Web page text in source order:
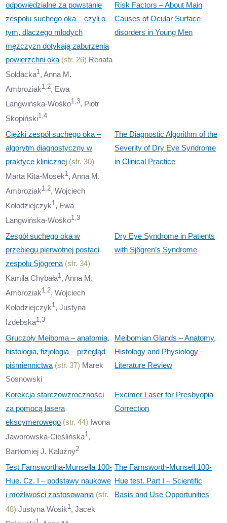
odpowiedzialne za powstanie
zespołu suchego oka – czyli o
tym, dlaczego młodych
mężczyzn dotykają zaburzenia
powierzchni oka (str. 26) Renata
Sołdacka1, Anna M.
Ambroziak1,2, Ewa
Langwińska-Wośko1,3, Piotr
Skopiński1,4
Risk Factors – About Main
Causes of Ocular Surface
disorders in Young Men
Ciężki zespół suchego oka –
algorytm diagnostyczny w
praktyce klinicznej (str. 30)
Marta Kita-Mosek1, Anna M.
Ambroziak1,2, Wojciech
Kołodziejczyk1, Ewa
Langwińska-Wośko1,3
The Diagnostic Algorithm of the
Severity of Dry Eye Syndrome
in Clinical Practice
Zespół suchego oka w
przebiegu pierwotnej postaci
zespołu Sjögrena (str. 34)
Kamila Chybała1, Anna M.
Ambroziak1,2, Wojciech
Kołodziejczyk1, Justyna
Izdebska1,3
Dry Eye Syndrome in Patients
with Sjögren’s Syndrome
Gruczoły Meiboma – anatomia,
histologia, fizjologia – przegląd
piśmiennictwa (str. 37) Marek
Sosnowski
Meibomian Glands – Anatomy,
Histology and Physiology –
Literature Review
Korekcja starczowzroczności
za pomocą lasera
ekscymerowego (str. 44) Iwona
Jaworowska-Cieślińska1,
Bartłomiej J. Kałużny2
Excimer Laser for Presbyopia
Correction
Test Farnswortha-Munsella 100-
Hue. Cz. I – podstawy naukowe
i możliwości zastosowania (str.
48) Justyna Wosik1, Jacek
1
The Farnsworth-Munsell 100-
Hue test. Part I – Scientific
Basis and Use Opportunities